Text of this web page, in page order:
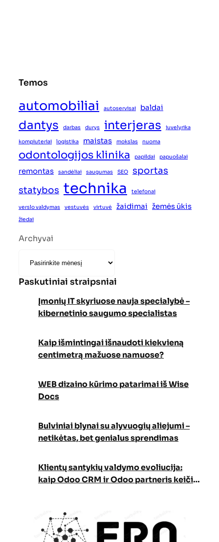
Temos
automobiliai autoservisai baldai
dantys darbas durys interjeras juvelyrika
kompiuteriai logistika maistas mokslas nuoma
odontologijos klinika papildai papuošalai
remontas sandėliai saugumas SEO
sportas
statybos technika telefonai
verslo valdymas vestuvės virtuvė žaidimai žemės ūkis
žiedai
Archyvai
Paskutiniai straipsniai
Įmonių IT skyriuose nauja specialybė –
kibernetinio saugumo specialistas
Kaip išmintingai išnaudoti kiekvieną
centimetrą mažuose namuose?
WEB dizaino kūrimo patarimai iš Wise
Docs
Bulviniai blynai su alyvuogių aliejumi –
netikėtas, bet genialus sprendimas
Klientų santykių valdymo evoliucija:
kaip Odoo CRM ir Odoo partneris keičia